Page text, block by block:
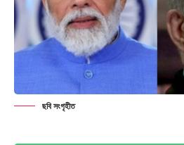
ছবি সংগৃহীত